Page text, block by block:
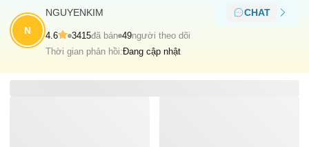
N
NGUYENKIM CHAT
4.6 3415đã bán 49người theo dõi
Thời gian phản hồi:Đang cập nhật